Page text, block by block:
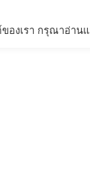
ของเรา กรุณาอ่าน